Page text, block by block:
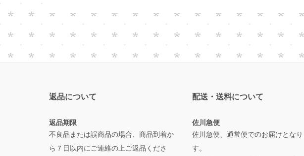
返品について
返品期限
不良品または誤商品の場合、商品到着か
ら７日以内にご連絡の上ご返品くださ
配送・送料について
佐川急便
佐川急便、通常便でのお届けとなり
す。